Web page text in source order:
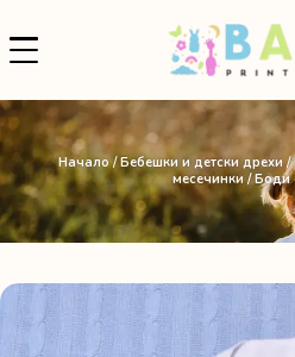
Начало/Бебешки и детски дрехи/
месечинки/ Боди